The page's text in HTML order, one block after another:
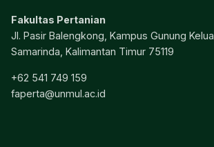
Fakultas Pertanian
Jl. Pasir Balengkong, Kampus Gunung Kelua
Samarinda, Kalimantan Timur 75119
+62 541 749 159
faperta@unmul.ac.id